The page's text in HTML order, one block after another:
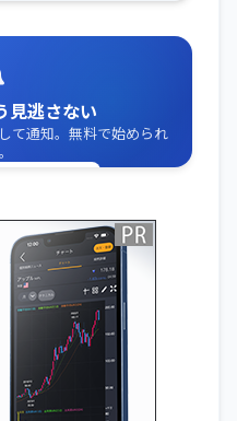
見逃さない
て通知。無料で始められ